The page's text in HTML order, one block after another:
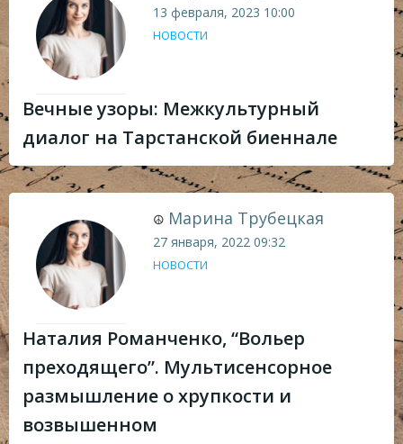
13 февраля, 2023 10:00
НОВОСТИ
Вечные узоры: Межкультурный
диалог на Тарстанской биеннале
☮ Марина Трубецкая
27 января, 2022 09:32
НОВОСТИ
Наталия Романченко, “Вольер
преходящего”. Мультисенсорное
размышление о хрупкости и
возвышенном